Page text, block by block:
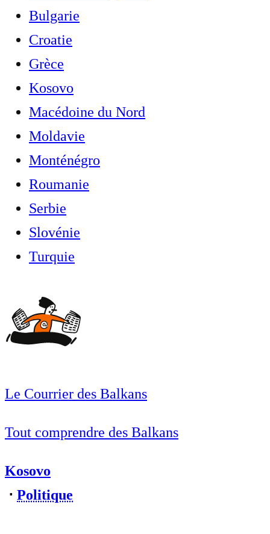
Bulgarie
Croatie
Grèce
Kosovo
Macédoine du Nord
Moldavie
Monténégro
Roumanie
Serbie
Slovénie
Turquie
Le Courrier des Balkans
Tout comprendre des Balkans
Kosovo
⋅ Politique